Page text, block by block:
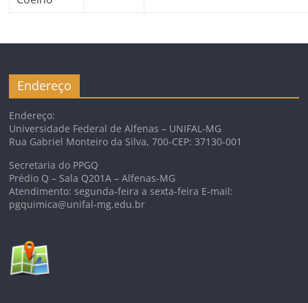
Endereço
Endereço:
Universidade Federal de Alfenas – UNIFAL-MG
Rua Gabriel Monteiro da Silva, 700-CEP: 37130-001
Secretaria do PPGQ
Prédio Q – Sala Q201A – Alfenas-MG
Atendimento: segunda-feira a sexta-feira E-mail:
pgquimica@unifal-mg.edu.br